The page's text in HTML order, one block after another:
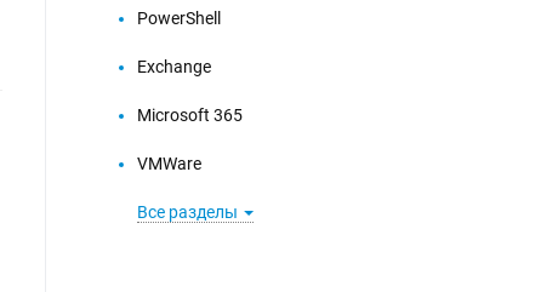
PowerShell
Exchange
Microsoft 365
VMWare
Все разделы